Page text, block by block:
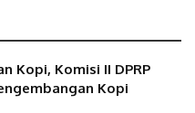
Kopi, Komisi II DPRP
Kopi